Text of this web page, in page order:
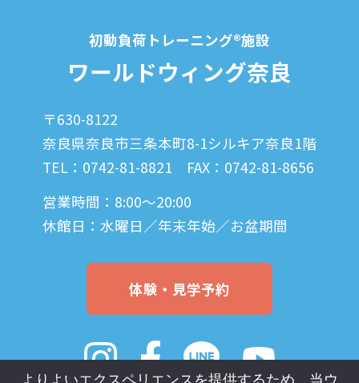
初動負荷トレーニング®施設
ワールドウィング奈良
〒630-8122
奈良県奈良市三条本町8-1シルキア奈良1階
TEL：0742-81-8821 FAX：0742-81-8656
営業時間：8:00〜20:00
休館日：水曜日／年末年始／お盆期間
体験・見学予約
よりよいエクスペリエンスを提供するため、当ウ